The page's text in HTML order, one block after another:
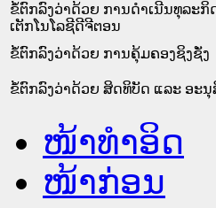
ຂໍ້ຕົກລົງວ່າດ້ວຍ ການດຳເນີນທຸລະກິ
ເຕັກໂນໂລຊີດີຈີຕອນ
ຂໍ້ຕົກລົງວ່າດ້ວຍ ການຄຸ້ມຄອງຊິງຊັ່ງ
ຂໍ້ຕົກລົງວ່າດ້ວຍ ສິດທິບັດ ແລະ ອະ
ໜ້າທໍາອິດ
ໜ້າກ່ອນ